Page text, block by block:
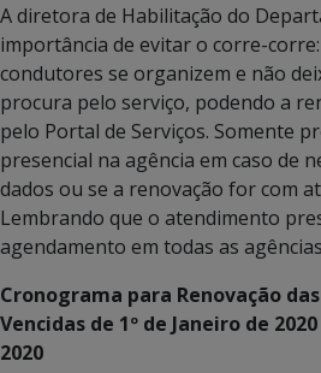
A diretora de Habilitação do
importância de evitar o corre-corre:
condutores se organizem e não
procura pelo serviço, podendo a
pelo Portal de Serviços. Somente
presencial na agência em caso de
dados ou se a renovação for com
Lembrando que o atendimento
agendamento em todas as
Cronograma para Renovação das
Vencidas de 1º de Janeiro de
2020